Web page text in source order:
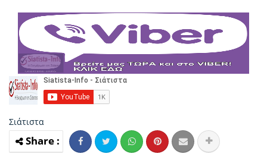
Σιάτιστα